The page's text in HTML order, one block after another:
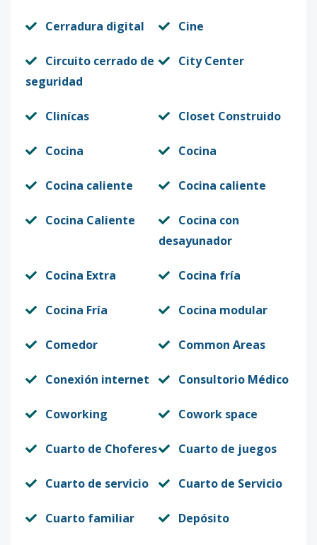
Cerradura digital Cine
Circuito cerrado de
seguridad
City Center
Clinícas Closet Construido
Cocina Cocina
Cocina caliente Cocina caliente
Cocina Caliente
Cocina con
desayunador
Cocina Extra Cocina fría
Cocina Fría Cocina modular
Comedor Common Areas
Conexión internet Consultorio Médico
Coworking Cowork space
Cuarto de Choferes Cuarto de juegos
Cuarto de servicio Cuarto de Servicio
Cuarto familiar Depósito